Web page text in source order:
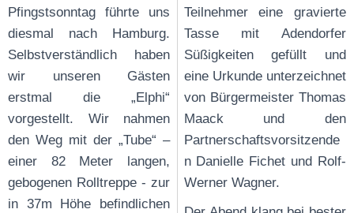
Pfingstsonntag führte uns
diesmal nach Hamburg.
Selbstverständlich haben
wir unseren Gästen
erstmal die „Elphi“
vorgestellt. Wir nahmen
den Weg mit der „Tube“ –
einer 82 Meter langen,
gebogenen Rolltreppe - zur
in 37m Höhe befindlichen
Teilnehmer eine gravierte
Tasse mit Adendorfer
Süßigkeiten gefüllt und
eine Urkunde unterzeichnet
von Bürgermeister Thomas
Maack und den
Partnerschaftsvorsitzende
n Danielle Fichet und Rolf-
Werner Wagner.